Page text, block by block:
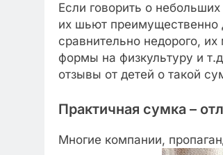
Если говорить о
их шьют преимущественно
сравнительно недорого,
формы на физкультуру и
отзывы от детей о такой
Практичная сумка –
Многие компании,